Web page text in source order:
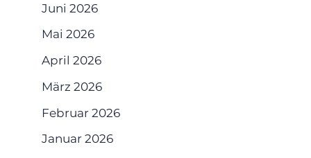
Juni 2026
Mai 2026
April 2026
März 2026
Februar 2026
Januar 2026